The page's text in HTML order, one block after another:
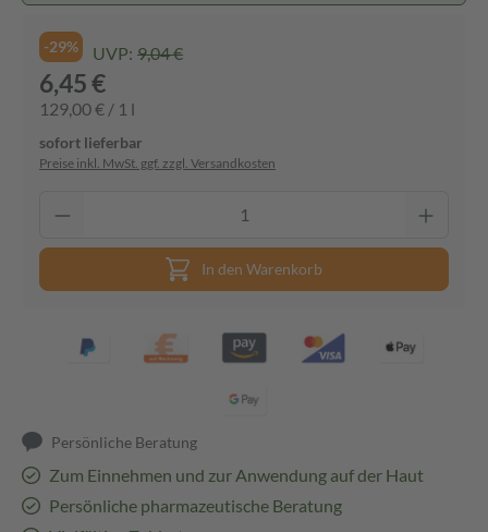
-29% UVP: 9,04 €
6,45 €
129,00 € / 1 l
sofort lieferbar
Preise inkl. MwSt. ggf. zzgl. Versandkosten
In den Warenkorb
Persönliche Beratung
Zum Einnehmen und zur Anwendung auf der Haut
Persönliche pharmazeutische Beratung